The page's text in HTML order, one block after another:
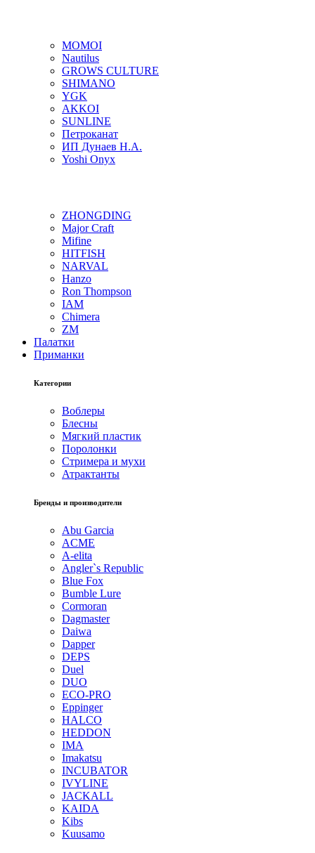
MOMOI
Nautilus
GROWS CULTURE
SHIMANO
YGK
AKKOI
SUNLINE
Петроканат
ИП Дунаев Н.А.
Yoshi Onyx
ZHONGDING
Major Craft
Mifine
HITFISH
NARVAL
Hanzo
Ron Thompson
IAM
Chimera
ZM
Палатки
Приманки
Категории
Воблеры
Блесны
Мягкий пластик
Поролонки
Стримера и мухи
Атрактанты
Бренды и производители
Abu Garcia
ACME
A-elita
Angler`s Republic
Blue Fox
Bumble Lure
Cormoran
Dagmaster
Daiwa
Dapper
DEPS
Duel
DUO
ECO-PRO
Eppinger
HALCO
HEDDON
IMA
Imakatsu
INCUBATOR
IVYLINE
JACKALL
KAIDA
Kibs
Kuusamo